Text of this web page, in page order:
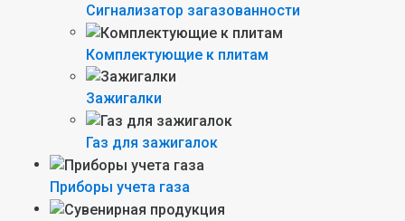
Сигнализатор загазованности
Комплектующие к плитам
Зажигалки
Газ для зажигалок
Приборы учета газа